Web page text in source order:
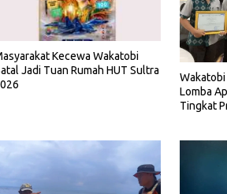
Kecewa Wakatobi
Jadi Tuan Rumah HUT Sultra
Lomba
Tingkat